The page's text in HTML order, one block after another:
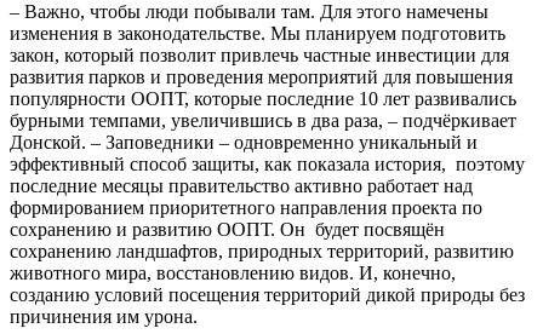
– Важно, чтобы люди побывали там. Для этого намечены
изменения в законодательстве. Мы планируем подготовить
закон, который позволит привлечь частные инвестиции для
развития парков и проведения мероприятий для повышения
популярности ООПТ, которые последние 10 лет развивались
бурными темпами, увеличившись в два раза, – подчёркивает
Донской. – Заповедники – одновременно уникальный и
эффективный способ защиты, как показала история, поэтому
последние месяцы правительство активно работает над
формированием приоритетного направления проекта по
сохранению и развитию ООПТ. Он будет посвящён
сохранению ландшафтов, природных территорий, развитию
животного мира, восстановлению видов. И, конечно,
созданию условий посещения территорий дикой природы без
причинения им урона.